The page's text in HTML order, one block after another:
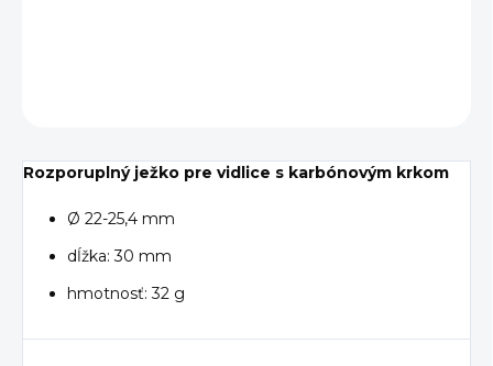
Rozporuplný ježko pre vidlice s karbónovým krkom
Ø 22-25,4 mm
dĺžka: 30 mm
hmotnosť: 32 g